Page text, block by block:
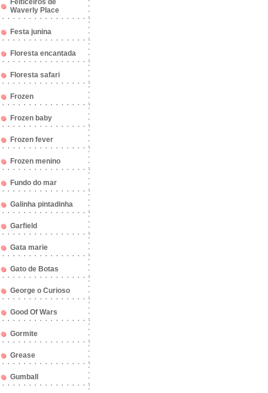
Feiticeiros de
Waverly Place
Festa junina
Floresta encantada
Floresta safari
Frozen
Frozen baby
Frozen fever
Frozen menino
Fundo do mar
Galinha pintadinha
Garfield
Gata marie
Gato de Botas
George o Curioso
Good Of Wars
Gormite
Grease
Gumball